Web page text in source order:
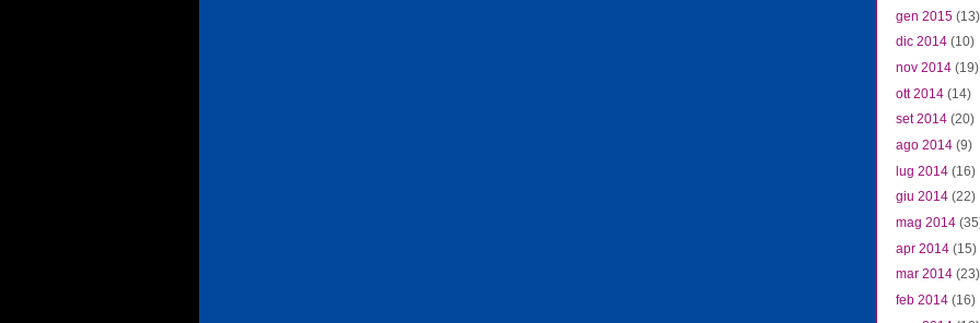
gen 2015 (13)
dic 2014 (10)
nov 2014 (19)
ott 2014 (14)
set 2014 (20)
ago 2014 (9)
lug 2014 (16)
giu 2014 (22)
mag 2014
apr 2014 (15)
mar 2014 (23)
feb 2014 (16)